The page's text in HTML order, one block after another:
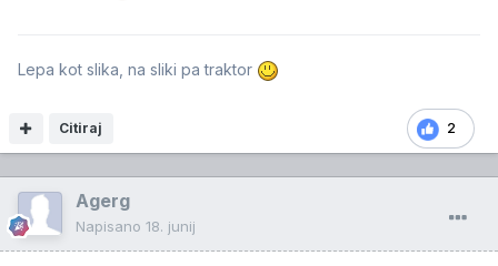
2
Citiraj
Lepa kot slika, na sliki pa traktor
Agerg
Napisano 18. junij